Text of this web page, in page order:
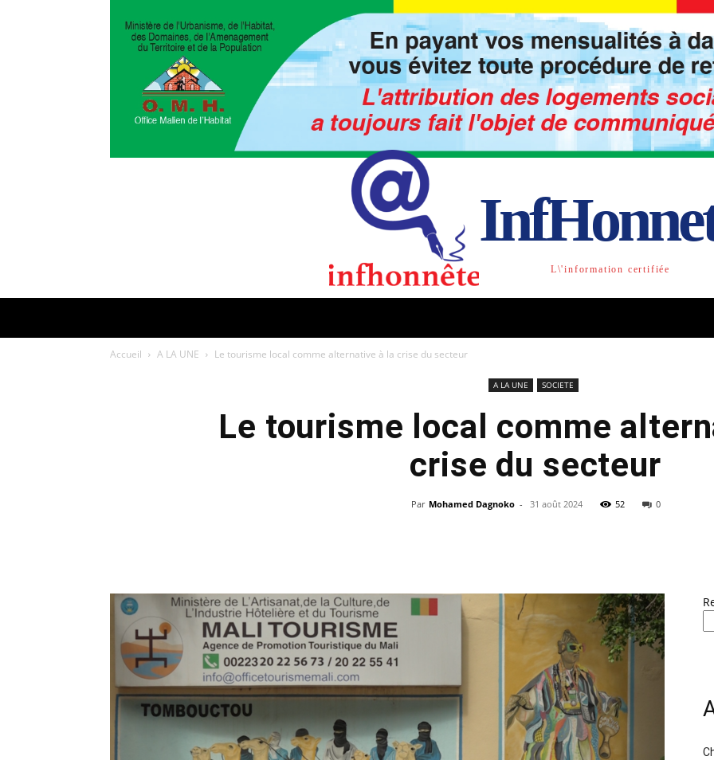
L\'information certifiée
Accueil A LA UNE Le tourisme local comme alternative à la crise du secteur
A LA UNE SOCIETE
Le tourisme local comme
crise du secteur
Par Mohamed Dagnoko - 31 août 2024 52 0